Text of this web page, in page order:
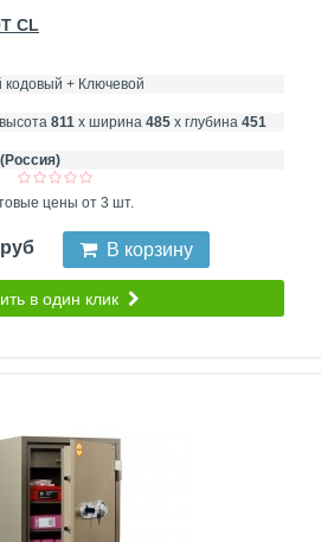
CL
кодовый + Ключевой
высота 811 х ширина 485 х глубина 451
цены от 3 шт.
В корзину
в один клик